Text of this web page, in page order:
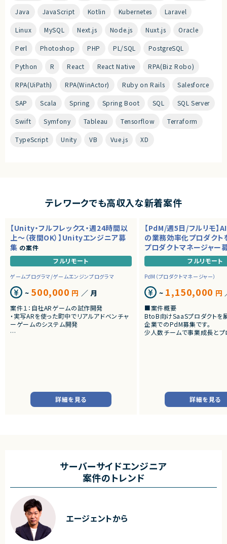
Java JavaScript Kotlin Kubernetes Laravel
Linux MySQL Next.js Node.js Nuxt.js Oracle
Perl Photoshop PHP PL/SQL PostgreSQL
Python R React React Native RPA(Biz Robo)
RPA(UiPath) RPA(WinActor) Ruby on Rails Salesforce
SAP Scala Spring Spring Boot SQL SQL Server
Swift Symfony Tableau Tensorflow Terraform
TypeScript Unity VB Vue.js XD
テレワークでも高収入な新着案件
【Unity・フルフレックス・週24時間以
上～（夜間OK）】Unityエンジニア募
集 の案件
フルリモート
ゲームプログラマ/ゲームエンジンプログラマ
~ 500,000 円 ／ 月
案件１：自社ARゲームの試作開発
・実写ARを使った町中でリアルアドベンチャ
ーゲームのシステム開発
詳細を見る
【PdM/週5日/フルリモ】
の業務効率化プロダクト
プロダクトマネージャー
フルリモート
PdM（プロダクトマネージャー）
~ 1,150,000 円
■案件概要
BtoB向けSaaSプロダクトを
企業でのPdM募集です。
少人数チームで事業成長とプ
・新規サービス開発プロジェ
・仮説立案、検証、優先順位付
・KPI設計、ロードマップ策定
ィングとの連携推進
詳細を見る
サーバーサイドエンジニア
案件のトレンド
エージェントから